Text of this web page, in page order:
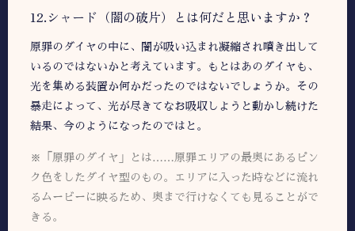
12.シャード（闇の破片）とは何だと思いますか？
原罪のダイヤの中に、闇が吸い込まれ凝縮され噴き出して
いるのではないかと考えています。もとはあのダイヤも、
光を集める装置か何かだったのではないでしょうか。その
暴走によって、光が尽きてなお吸収しようと動かし続けた
結果、今のようになったのではと。
※「原罪のダイヤ」とは……原罪エリアの最奥にあるピン
ク色をしたダイヤ型のもの。エリアに入った時などに流れ
るムービーに映るため、奥まで行けなくても見ることがで
きる。